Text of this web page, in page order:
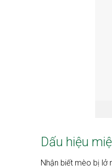
Dấu hiệu
Nhận biết mèo bị lở